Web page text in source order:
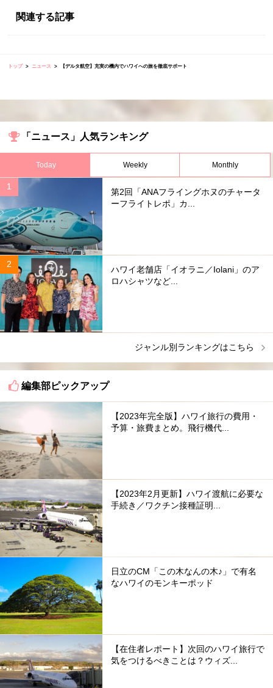
関連する記事
トップ ニュース 【デルタ航空】充実の機内でハワイへの旅を徹底サポート
「ニュース」人気ランキング
Today Weekly Monthly
第2回「ANAフライングホヌのチャータ
ーフライトレポ」カ...
ハワイ老舗店「イオラニ／Iolani」のア
ロハシャツなど...
ジャンル別ランキングはこちら
編集部ピックアップ
【2023年完全版】ハワイ旅行の費用・
予算・旅費まとめ。飛行機代...
【2023年2月更新】ハワイ渡航に必要な
手続き／ワクチン接種証明...
日立のCM「この木なんの木♪」で有名
なハワイのモンキーポッド
【在住者レポート】次回のハワイ旅行で
気をつけるべきことは？ウィズ...